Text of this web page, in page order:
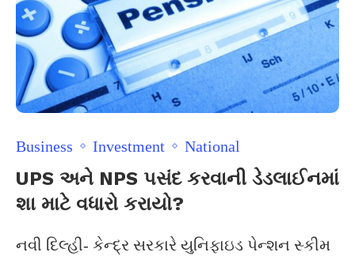
Business Investment National
UPS અને NPS પસંદ કરવાની ડેડલાઈનમાં
શા માટે વધારો કરાયો?
નવી દિલ્હી- કેન્દ્ર સરકારે યુનિફાઇડ પેન્શન સ્કીમ